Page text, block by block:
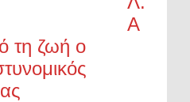
Α
τη ζωή ο